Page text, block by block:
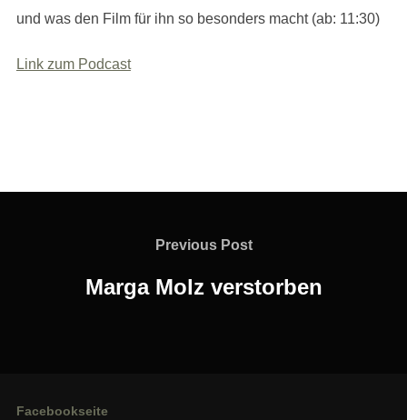
und was den Film für ihn so besonders macht (ab: 11:30)
Link zum Podcast
Previous
Previous Post
Marga Molz verstorben
Facebookseite